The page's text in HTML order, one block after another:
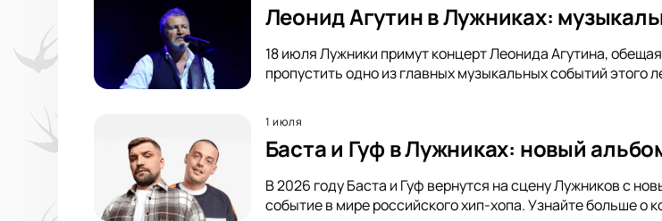
Леонид Агутин в Лужниках:
18 июля Лужники примут концерт Леонида Агутина,
пропустить одно из главных музыкальных событий этого
1 июля
Баста и Гуф в Лужниках: новый
В 2026 году Баста и Гуф вернутся на сцену Лужников с
событие в мире российского хип-хопа. Узнайте больше о